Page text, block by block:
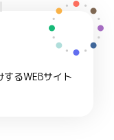
るWEBサイト